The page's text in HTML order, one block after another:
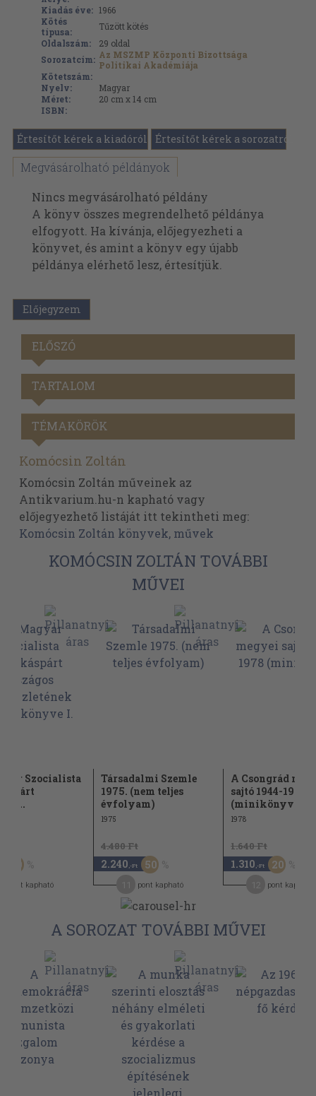
Kiadás éve: 1966
Kötés
típusa:
Tűzött kötés
Oldalszám:
29 oldal
Sorozatcím: Az MSZMP Központi Bizottsága
Politikai Akadémiája
Kötetszám:
Nyelv:
Magyar
Méret:
20 cm x 14 cm
ISBN:
Értesítőt kérek a kiadóról Értesítőt kérek a sorozatról
Megvásárolható példányok
Nincs megvásárolható példány
A könyv összes megrendelhető példánya
elfogyott. Ha kívánja, előjegyezheti a
könyvet, és amint a könyv egy újabb
példánya elérhető lesz, értesítjük.
Előjegyzem
ELŐSZÓ
TARTALOM
TÉMAKÖRÖK
Komócsin Zoltán
Komócsin Zoltán műveinek az
Antikvarium.hu-n kapható vagy
előjegyezhető listáját itt tekintheti meg:
Komócsin Zoltán könyvek, művek
KOMÓCSIN ZOLTÁN TOVÁBBI
MŰVEI
Szocialista
50
pont kapható
Társadalmi Szemle
1975. (nem teljes
évfolyam)
1975
4.480 Ft
2.240 ,-Ft 50
pont kapható
A Csongrád
sajtó 1944-1978
(minikönyv)
1978
1.640 Ft
1.310 ,-Ft 20
pont kapható
A SOROZAT TOVÁBBI MŰVEI